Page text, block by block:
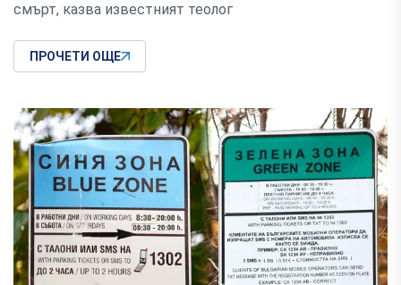
смърт, казва известният теолог
ПРОЧЕТИ ОЩЕ